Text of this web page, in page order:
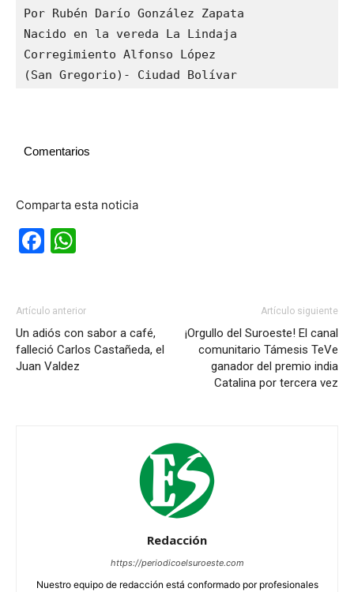
Por Rubén Darío González Zapata
Nacido en la vereda La Lindaja
Corregimiento Alfonso López
(San Gregorio)- Ciudad Bolívar
Comentarios
Comparta esta noticia
Facebook
Artículo anterior
Un adiós con sabor a café,
falleció Carlos Castañeda, el
Juan Valdez
Artículo siguiente
¡Orgullo del Suroeste! El canal
comunitario Támesis TeVe
ganador del premio india
Catalina por tercera vez
Redacción
https://periodicoelsuroeste.com
Nuestro equipo de redacción está conformado por profesionales